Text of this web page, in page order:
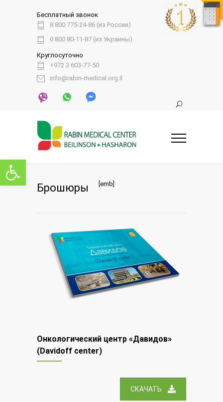
Открыть панель инструментов
Бесплатный звонок
8 800 775-24-86 (из России)
0 800 80-11-87 (из Украины)
Круглосуточно
+972 3 603-77-50
info@rabin-medical.org.il
Брошюры [emb]
Онкологический центр «Давидов»
(Davidoff center)
СКАЧАТЬ